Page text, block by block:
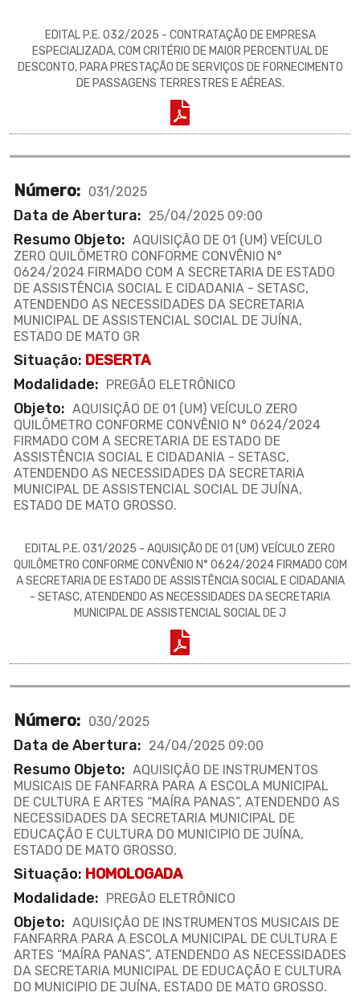
EDITAL P.E. 032/2025 - CONTRATAÇÃO DE EMPRESA
ESPECIALIZADA, COM CRITÉRIO DE MAIOR PERCENTUAL DE
DESCONTO, PARA PRESTAÇÃO DE SERVIÇOS DE FORNECIMENTO
DE PASSAGENS TERRESTRES E AÉREAS.
Número: 031/2025
Data de Abertura: 25/04/2025 09:00
Resumo Objeto: AQUISIÇÃO DE 01 (UM) VEÍCULO
ZERO QUILÔMETRO CONFORME CONVÊNIO N°
0624/2024 FIRMADO COM A SECRETARIA DE ESTADO
DE ASSISTÊNCIA SOCIAL E CIDADANIA - SETASC,
ATENDENDO AS NECESSIDADES DA SECRETARIA
MUNICIPAL DE ASSISTENCIAL SOCIAL DE JUÍNA,
ESTADO DE MATO GR
Situação: DESERTA
Modalidade: PREGÃO ELETRÔNICO
Objeto: AQUISIÇÃO DE 01 (UM) VEÍCULO ZERO
QUILÔMETRO CONFORME CONVÊNIO N° 0624/2024
FIRMADO COM A SECRETARIA DE ESTADO DE
ASSISTÊNCIA SOCIAL E CIDADANIA - SETASC,
ATENDENDO AS NECESSIDADES DA SECRETARIA
MUNICIPAL DE ASSISTENCIAL SOCIAL DE JUÍNA,
ESTADO DE MATO GROSSO.
EDITAL P.E. 031/2025 - AQUISIÇÃO DE 01 (UM) VEÍCULO ZERO
QUILÔMETRO CONFORME CONVÊNIO N° 0624/2024 FIRMADO COM
A SECRETARIA DE ESTADO DE ASSISTÊNCIA SOCIAL E CIDADANIA
- SETASC, ATENDENDO AS NECESSIDADES DA SECRETARIA
MUNICIPAL DE ASSISTENCIAL SOCIAL DE J
Número: 030/2025
Data de Abertura: 24/04/2025 09:00
Resumo Objeto: AQUISIÇÃO DE INSTRUMENTOS
MUSICAIS DE FANFARRA PARA A ESCOLA MUNICIPAL
DE CULTURA E ARTES “MAÍRA PANAS”, ATENDENDO AS
NECESSIDADES DA SECRETARIA MUNICIPAL DE
EDUCAÇÃO E CULTURA DO MUNICIPIO DE JUÍNA,
ESTADO DE MATO GROSSO.
Situação: HOMOLOGADA
Modalidade: PREGÃO ELETRÔNICO
Objeto: AQUISIÇÃO DE INSTRUMENTOS MUSICAIS DE
FANFARRA PARA A ESCOLA MUNICIPAL DE CULTURA E
ARTES “MAÍRA PANAS”, ATENDENDO AS NECESSIDADES
DA SECRETARIA MUNICIPAL DE EDUCAÇÃO E CULTURA
DO MUNICIPIO DE JUÍNA, ESTADO DE MATO GROSSO.